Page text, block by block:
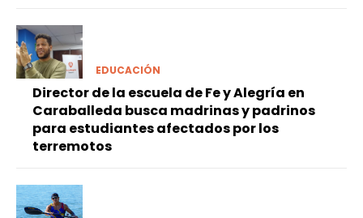
EDUCACIÓN
Director de la escuela de Fe y Alegría en
Caraballeda busca madrinas y padrinos
para estudiantes afectados por los
terremotos